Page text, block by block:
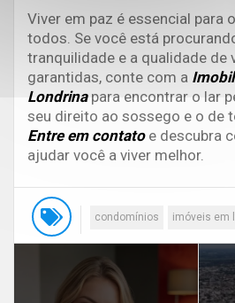
Viver em paz é essencial para
todos. Se você está
tranquilidade e a qualidade de
garantidas, conte com a
Londrinapara encontrar o lar
seu direito ao sossego e o de
Entre em contatoe descubra
ajudar você a viver melhor.
condomínios imóveis em